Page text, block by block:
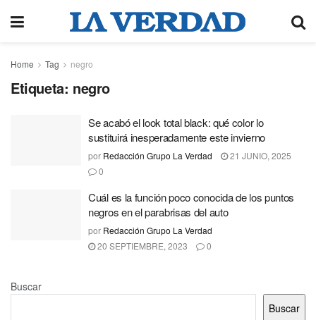
Home Tag negro
Etiqueta: negro
Se acabó el look total black: qué color lo
sustituirá inesperadamente este invierno
por Redacción Grupo La Verdad
21 JUNIO, 2025
0
Cuál es la función poco conocida de los puntos
negros en el parabrisas del auto
por Redacción Grupo La Verdad
20 SEPTIEMBRE, 2023
0
Buscar
Buscar